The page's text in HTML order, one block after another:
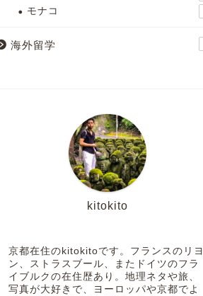
モナコ
海外留学
kitokito
京都在住のkitokitoです。フランスのリヨ
ン、ストラスブール、またドイツのフラ
イブルクの在住歴あり。地理ネタや旅、
写真が大好きで、ヨーロッパや京都でよ